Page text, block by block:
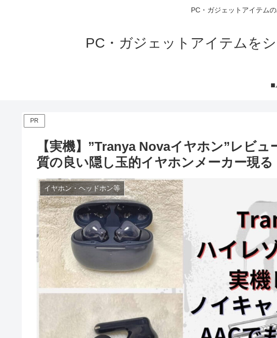
PC・ガジェットアイテム
PC・ガジェットアイテムを
■
PR
【実機】”Tranya Novaイヤホン”レビ
質の良い隠し玉的イヤホンメーカー現る
イヤホン・ヘッドホン等